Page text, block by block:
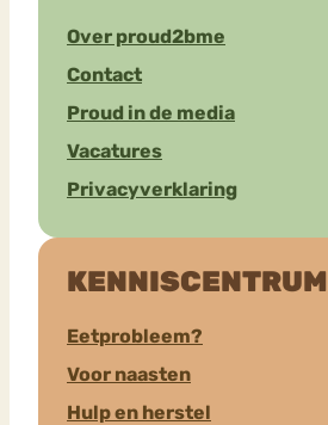
Over proud2bme
Contact
Proud in de media
Vacatures
Privacyverklaring
KENNISCENTRUM
Eetprobleem?
Voor naasten
Hulp en herstel